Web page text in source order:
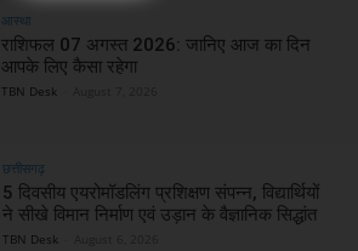
आस्था
राशिफल 07 अगस्त 2026: जानिए आज का दिन
आपके लिए कैसा रहेगा
TBN Desk
छत्तीसगढ़
5 दिवसीय एयरोमॉडलिंग प्रशिक्षण संपन्न, विद्यार्थियों
ने सीखे विमान निर्माण एवं उड़ान के वैज्ञानिक सिद्धांत
TBN Desk